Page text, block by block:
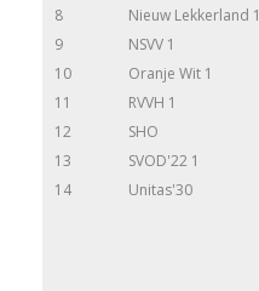
8
Nieuw Lekkerland 1
9
NSVV 1
10
Oranje Wit 1
11
RVVH 1
12
SHO
13
SVOD'22 1
14
Unitas'30